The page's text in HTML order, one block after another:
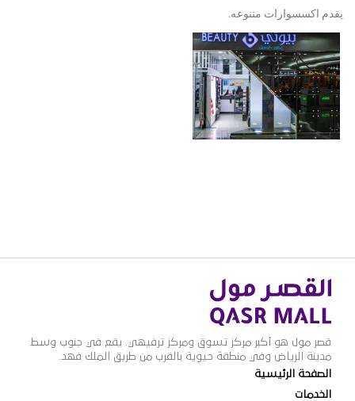
يقدم اكسسوارات متنوعه.
قصر مول هو أكبر مركز تسوق ومركز ترفيهي. يقع في جنوب وسط
مدينة الرياض وفي منطقة حيوية بالقرب من طريق الملك فهد.
الصفحة الرئيسية
الخدمات